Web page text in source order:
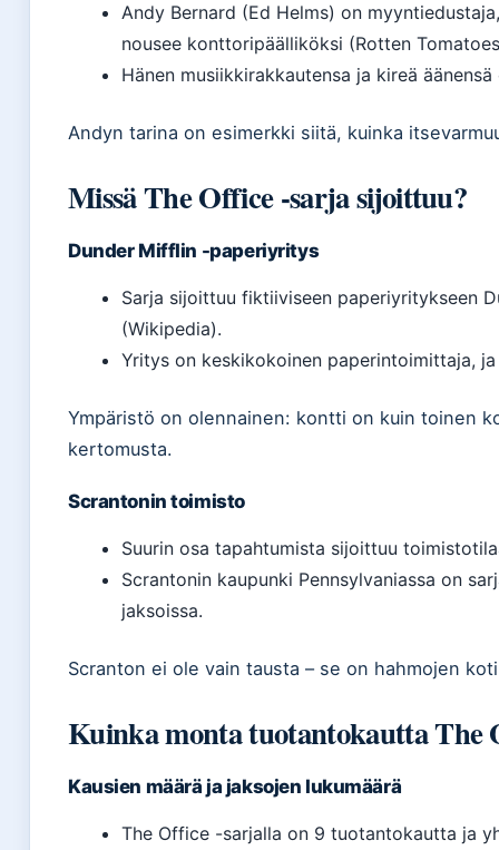
Andy Bernard (Ed Helms) on
nousee konttoripäälliköksi (Rotten
Hänen musiikkirakkautensa ja kireä
Andyn tarina on esimerkki siitä, kuinka
Missä The Office -sarja sijoittuu?
Dunder Mifflin -paperiyritys
Sarja sijoittuu fiktiiviseen paperiyritykseen
(Wikipedia).
Yritys on keskikokoinen paperintoimittaja,
Ympäristö on olennainen: kontti on kuin toinen
kertomusta.
Scrantonin toimisto
Suurin osa tapahtumista sijoittuu
Scrantonin kaupunki Pennsylvaniassa on
jaksoissa.
Scranton ei ole vain tausta – se on hahmojen
Kuinka monta tuotantokautta The
Kausien määrä ja jaksojen lukumäärä
The Office -sarjalla on 9 tuotantokautta ja